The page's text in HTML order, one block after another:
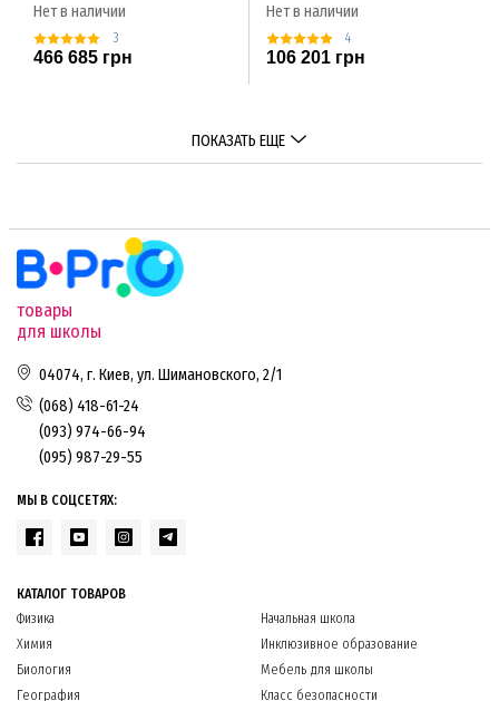
Нет в наличии
3
466 685 грн
Нет в наличии
4
106 201 грн
ПОКАЗАТЬ ЕЩЕ
товары
для школы
04074, г. Киев, ул. Шимановского, 2/1
(068) 418-61-24
(093) 974-66-94
(095) 987-29-55
МЫ В СОЦСЕТЯХ:
КАТАЛОГ ТОВАРОВ
Физика
Химия
Биология
География
Начальная школа
Инклюзивное образование
Мебель для школы
Класс безопасности